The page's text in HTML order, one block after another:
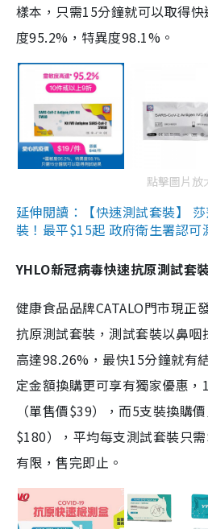
樣本，只需15分鐘就可以取得
度95.2%，特異度98.1%。
點擊圖片放
延伸閱讀：【快速測試套裝】
裝！最平$15起 政府衛生署認可
YHLO新冠病毒快速抗原測試套
健康食品品牌CATALO門市現正
抗原測試套裝，測試套裝以鼻
高達98.26%，最快15分鐘就有
定金額換購更可享有獨家優惠
（單售價$39），而5支裝換購
$180），平均每支測試套裝只
有限，售完即止。